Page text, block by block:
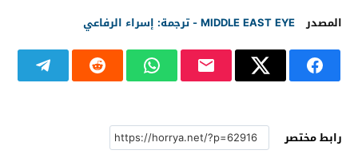
المصدر MIDDLE EAST EYE - ترجمة: إسراء الرفاعي
رابط مختصر